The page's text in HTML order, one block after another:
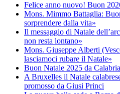
Felice anno nuovo! Buon
Mons. Mimmo Battaglia:
sorprendere dalla vita»
Il messaggio di Natale
non resta lontano»
Mons. Giuseppe Alberti
lasciamoci rubare il Natale»
Buon Natale 2025 da
A Bruxelles il Natale
promosso da Giusi Princi